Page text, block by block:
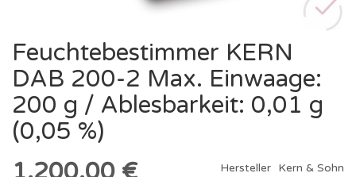
Zum
Anfang
der
Bildergalerie
springen
Feuchtebestimmer KERN
DAB 200-2 Max. Einwaage:
200 g / Ablesbarkeit: 0,01 g
(0,05 %)
Hersteller Kern & Sohn